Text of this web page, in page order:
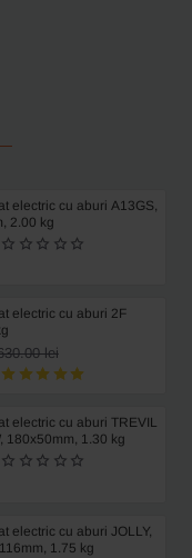
electric cu aburi A13GS,
2.00 kg
electric cu aburi 2F
lei
electric cu aburi TREVIL
180x50mm, 1.30 kg
electric cu aburi JOLLY,
1.75 kg